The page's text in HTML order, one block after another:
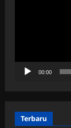
00:00
Terbaru